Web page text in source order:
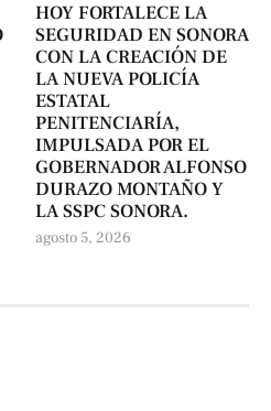
HOY FORTALECE LA
SEGURIDAD EN SONORA
CON LA CREACIÓN DE
LA NUEVA POLICÍA
ESTATAL
PENITENCIARÍA,
IMPULSADA POR EL
GOBERNADOR ALFONSO
DURAZO MONTAÑO Y
LA SSPC SONORA.
agosto 5, 2026